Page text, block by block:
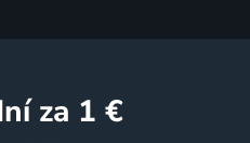
za 1 €